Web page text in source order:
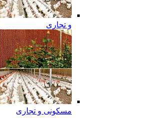
و تجاری
مسکونی و تجاری